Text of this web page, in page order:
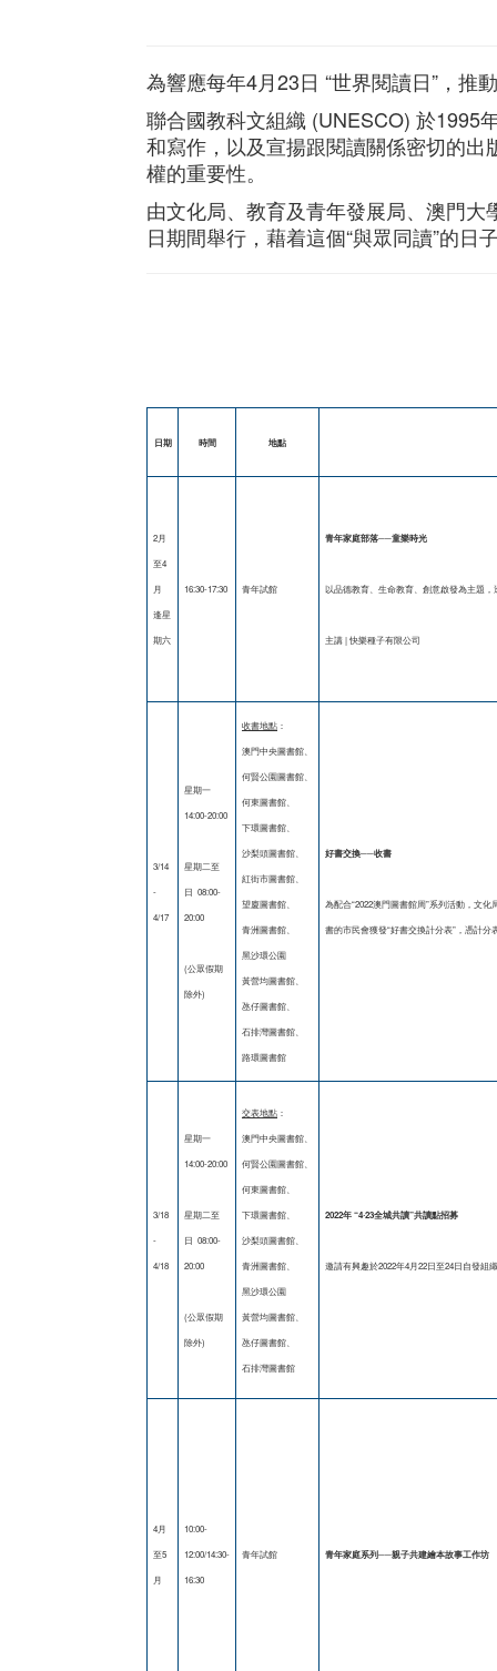
為響應每年4月23日 “世界閱讀日”，
聯合國教科文組織 (UNESCO) 於1995
和寫作，以及宣揚跟閱讀關係密切的
權的重要性。
由文化局、教育及青年發展局、澳門
日期間舉行，藉着這個“與眾同讀”的
日期 時間 地點
2月
至4
月
逢星
期六
16:30-17:30 青年試館
青年家庭部落──童樂時光
以品德教育、生命教育、創意啟發為主題
主講 | 快樂種子有限公司
3/14
-
4/17
星期一
14:00-20:00
星期二至
日 08:00-
20:00
(公眾假期
除外)
收書地點 ：
澳門中央圖書館、
何賢公園圖書館、
何東圖書館、
下環圖書館、
沙梨頭圖書館、
紅街市圖書館、
望廈圖書館、
青洲圖書館、
黑沙環公園
黃營均圖書館、
氹仔圖書館、
石排灣圖書館、
路環圖書館
好書交換──收書
為配合“2022澳門圖書館周”系列活動，文
書的市民會獲發“好書交換計分表”，憑計
3/18
-
4/18
星期一
14:00-20:00
星期二至
日 08:00-
20:00
(公眾假期
除外)
交表地點 ：
澳門中央圖書館、
何賢公園圖書館、
何東圖書館、
下環圖書館、
沙梨頭圖書館、
青洲圖書館、
黑沙環公園
黃營均圖書館、
氹仔圖書館、
石排灣圖書館
2022年“4‧23全城共讀”共讀點招募
邀請有興趣於2022年4月22日至24日自發
4月
至5
月
10:00-
12:00/14:30-
16:30
青年試館 青年家庭系列──親子共建繪本故事工作坊